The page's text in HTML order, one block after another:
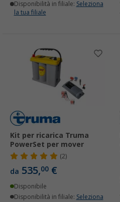
Disponibilità in filiale: Seleziona
la tua filiale
Kit per ricarica Truma
PowerSet per mover
(2)
da 535,00 €
Disponibile
Disponibilità in filiale: Seleziona